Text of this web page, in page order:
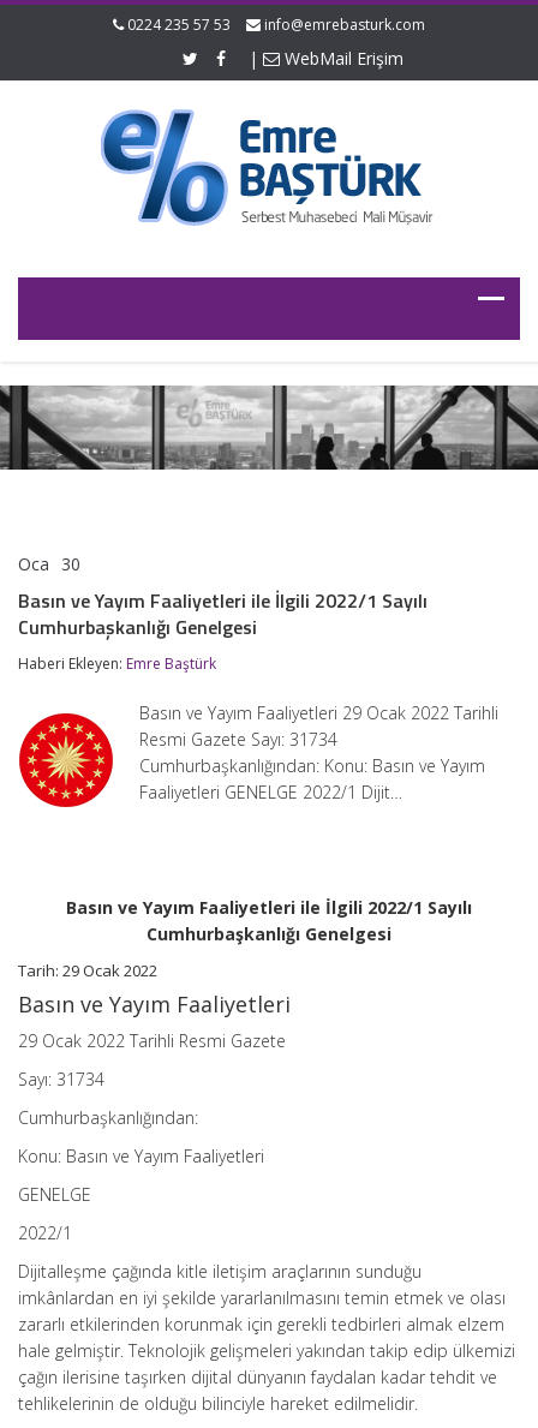
0224 235 57 53 info@emrebasturk.com
| WebMail Erişim
Oca 30
Yayım
Faaliyetleri
ile
İlgili
Cumhurbaşkanlığı
Genelgesi
için
Basın ve Yayım Faaliyetleri ile İlgili 2022/1 Sayılı
Cumhurbaşkanlığı Genelgesi
Haberi Ekleyen: Emre Baştürk
Basın ve Yayım Faaliyetleri 29 Ocak 2022 Tarihli
Resmi Gazete Sayı: 31734
Cumhurbaşkanlığından: Konu: Basın ve Yayım
Faaliyetleri GENELGE 2022/1 Dijit…
Basın ve Yayım Faaliyetleri ile İlgili 2022/1 Sayılı
Cumhurbaşkanlığı Genelgesi
Tarih: 29 Ocak 2022
Basın ve Yayım Faaliyetleri
29 Ocak 2022 Tarihli Resmi Gazete
Sayı: 31734
Cumhurbaşkanlığından:
Konu: Basın ve Yayım Faaliyetleri
GENELGE
2022/1
Dijitalleşme çağında kitle iletişim araçlarının sunduğu
imkânlardan en iyi şekilde yararlanılmasını temin etmek ve olası
zararlı etkilerinden korunmak için gerekli tedbirleri almak elzem
hale gelmiştir. Teknolojik gelişmeleri yakından takip edip ülkemizi
çağın ilerisine taşırken dijital dünyanın faydalan kadar tehdit ve
tehlikelerinin de olduğu bilinciyle hareket edilmelidir.